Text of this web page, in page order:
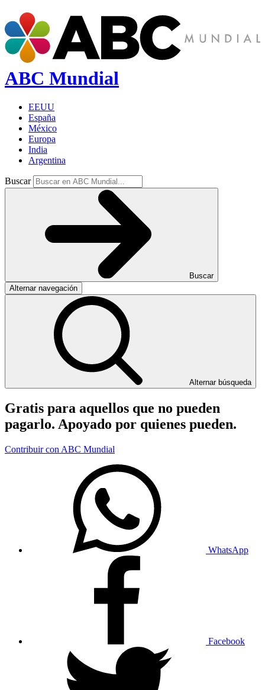
ABC Mundial
EEUU
España
México
Europa
India
Argentina
Buscar
Buscar
Alternar navegación
Alternar búsqueda
Gratis para aquellos que no pueden
pagarlo. Apoyado por quienes pueden.
Contribuir con ABC Mundial
WhatsApp
Facebook